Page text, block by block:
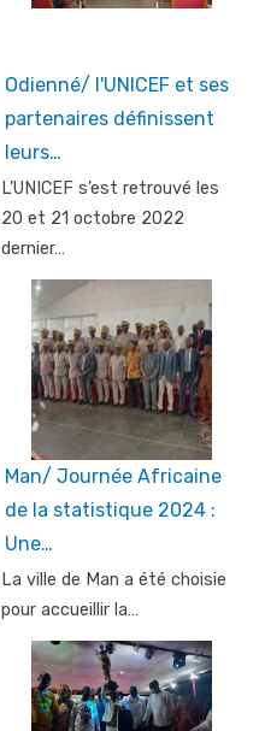
Odienné/ l'UNICEF et ses
partenaires définissent
leurs…
L’UNICEF s’est retrouvé les
20 et 21 octobre 2022
dernier…
Man/ Journée Africaine
de la statistique 2024 :
Une…
La ville de Man a été choisie
pour accueillir la…